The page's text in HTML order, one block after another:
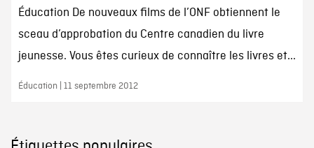
Éducation De nouveaux films de l’ONF obtiennent le
sceau d’approbation du Centre canadien du livre
jeunesse. Vous êtes curieux de connaître les livres et...
Éducation | 11 septembre 2012